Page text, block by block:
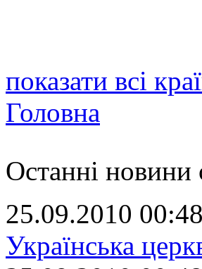
показати всі
Головна
Останні новини
25.09.2010 00:48
Українська